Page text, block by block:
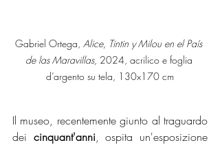
Gabriel Ortega, Alice, Tintin y Milou en el País
de las Maravillas, 2024, acrilico e foglia
d’argento su tela, 130x170 cm
Il museo, recentemente giunto al traguardo
dei cinquant'anni, ospita un'esposizione